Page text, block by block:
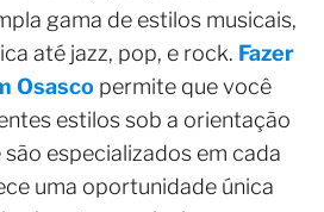
gama de estilos musicais,
até jazz, pop, e rock. Fazer
Osasco permite que você
estilos sob a orientação
especializados em cada
uma oportunidade única